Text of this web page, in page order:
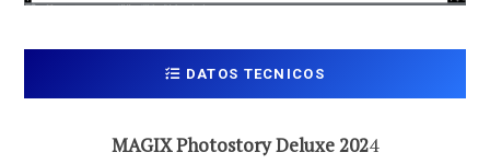
DATOS TECNICOS
MAGIX Photostory Deluxe 2024